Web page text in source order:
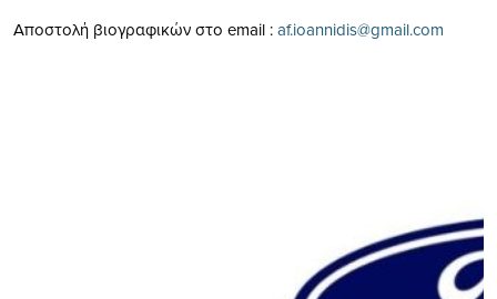
Αποστολή βιογραφικών στο email :af.ioannidis@gmail.com